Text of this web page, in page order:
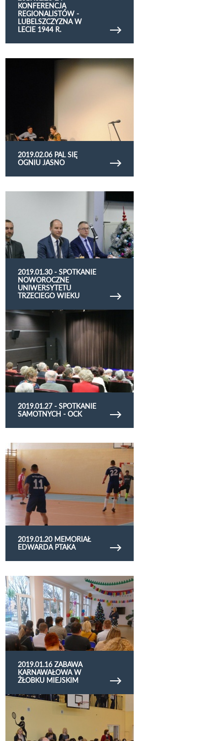
KONFERENCJA
REGIONALISTÓW -
LUBELSZCZYZNA W
LECIE 1944 R.
2019.02.06 PAL SIĘ
OGNIU JASNO
Obejrzyj galerię zdjęć 2019.02.06 Pal się ogniu
2019.01.30 - SPOTKANIE
NOWOROCZNE
UNIWERSYTETU
TRZECIEGO WIEKU
Obejrzyj galerię zdjęć 2019.01.30 - Spotkanie
Noworoczne Uniwersytetu Trzeciego Wieku
2019.01.27 - SPOTKANIE
SAMOTNYCH - OCK
Obejrzyj galerię zdjęć 2019.01.27 - spotkanie
samotnych - OCK
2019.01.20 MEMORIAŁ
EDWARDA PTAKA
Obejrzyj galerię zdjęć 2019.01.20 memoriał
Edwarda Ptaka
2019.01.16 ZABAWA
KARNAWAŁOWA W
ŻŁOBKU MIEJSKIM
Obejrzyj galerię zdjęć 2019.01.16 zabawa
karnawałowa w Żłobku Miejskim
Obejrzyj galerię zdjęć 2019.01.14 Jasełka w SP nr